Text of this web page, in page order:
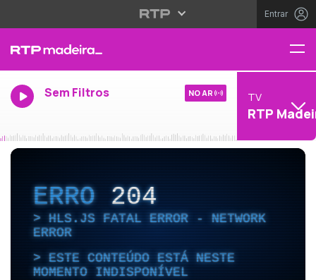
Entrar
Sem Filtros NO AR TV
RTP
ERRO204
HLS.JS FATAL ERROR - NETWORK
ERROR
ESTE CONTEÚDO ESTÁ NESTE
MOMENTO INDISPONÍVEL